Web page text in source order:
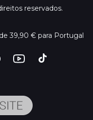
reservados.
39,90 € para Portugal